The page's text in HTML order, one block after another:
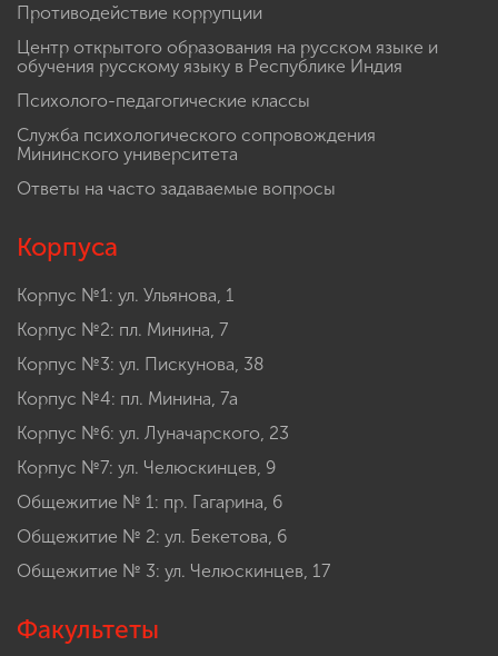
Противодействие коррупции
Центр открытого образования на русском языке и
обучения русскому языку в Республике Индия
Психолого-педагогические классы
Служба психологического сопровождения
Мининского университета
Ответы на часто задаваемые вопросы
Корпуса
Корпус №1: ул. Ульянова, 1
Корпус №2: пл. Минина, 7
Корпус №3: ул. Пискунова, 38
Корпус №4: пл. Минина, 7а
Корпус №6: ул. Луначарского, 23
Корпус №7: ул. Челюскинцев, 9
Общежитие № 1: пр. Гагарина, 6
Общежитие № 2: ул. Бекетова, 6
Общежитие № 3: ул. Челюскинцев, 17
Факультеты